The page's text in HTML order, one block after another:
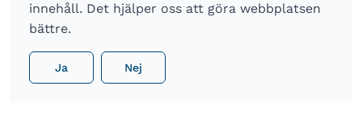
innehåll. Det hjälper oss att göra webbplatsen
bättre.
Ja Nej